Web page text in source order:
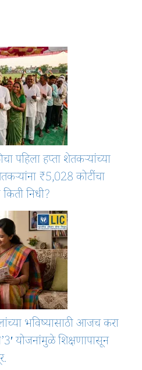
पहिला हप्ता शेतकऱ्यांच्या
₹5,028 कोटींचा
निधी?
भविष्यासाठी आजच करा
योजनांमुळे शिक्षणापासून